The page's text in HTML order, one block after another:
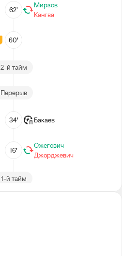
62’
Мирзов
Кангва
60’
2-й тайм
Перерыв
34’ Бакаев
16’
Ожегович
Джорджевич
1-й тайм